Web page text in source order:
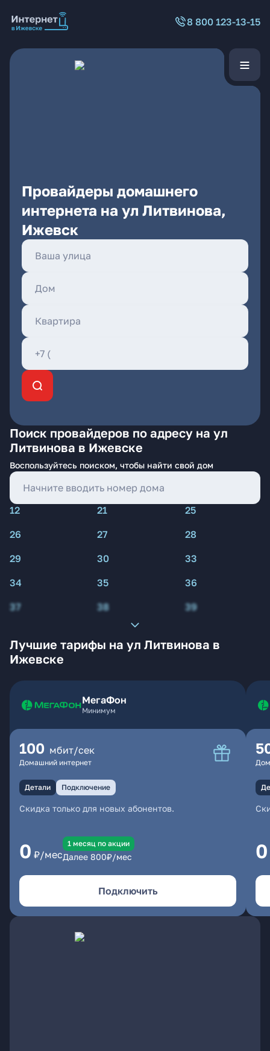
8 800 123-13-15
Провайдеры домашнего
интернета на ул Литвинова,
Ижевск
Поиск провайдеров по адресу на ул
Литвинова в Ижевске
Воспользуйтесь поиском, чтобы найти свой дом
12 21
25
26
27
28
29
30
33
34
35
36
37
38 39
Лучшие тарифы на ул Литвинова в
Ижевске
МегаФон
Минимум
100 мбит/сек
Домашний интернет
Детали Подключение
Скидка только для новых абонентов.
0 ₽/мес
1 месяц по акции
Далее 800₽/мес
Подключить
0